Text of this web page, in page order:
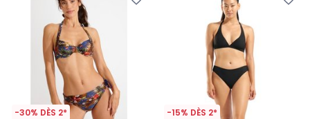
-30% DÈS 2* -15% DÈS 2*